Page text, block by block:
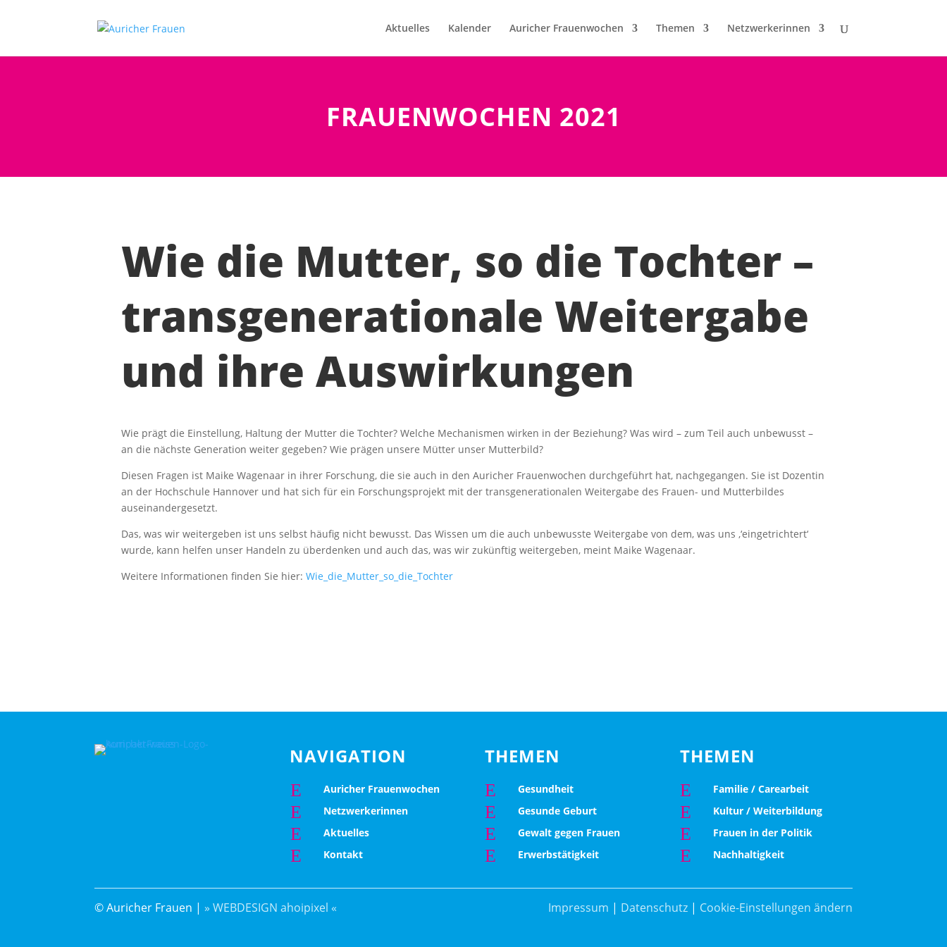
Aktuelles Kalender Auricher Frauenwochen Themen Netzwerkerinnen
FRAUENWOCHEN 2021
Wie die Mutter, so die Tochter –
transgenerationale Weitergabe
und ihre Auswirkungen
Wie prägt die Einstellung, Haltung der Mutter die Tochter? Welche Mechanismen wirken in der Beziehung? Was wird – zum Teil auch unbewusst –
an die nächste Generation weiter gegeben? Wie prägen unsere Mütter unser Mutterbild?
Diesen Fragen ist Maike Wagenaar in ihrer Forschung, die sie auch in den Auricher Frauenwochen durchgeführt hat, nachgegangen. Sie ist Dozentin
an der Hochschule Hannover und hat sich für ein Forschungsprojekt mit der transgenerationalen Weitergabe des Frauen- und Mutterbildes
auseinandergesetzt.
Das, was wir weitergeben ist uns selbst häufig nicht bewusst. Das Wissen um die auch unbewusste Weitergabe von dem, was uns ‚‘eingetrichtert‘
wurde, kann helfen unser Handeln zu überdenken und auch das, was wir zukünftig weitergeben, meint Maike Wagenaar.
Weitere Informationen finden Sie hier: Wie_die_Mutter_so_die_Tochter
NAVIGATION
E Auricher Frauenwochen
E Netzwerkerinnen
E Aktuelles
E Kontakt
THEMEN
E Gesundheit
E Gesunde Geburt
E Gewalt gegen Frauen
E Erwerbstätigkeit
THEMEN
E Familie / Carearbeit
E Kultur / Weiterbildung
E Frauen in der Politik
E Nachhaltigkeit
© Auricher Frauen |» WEBDESIGN ahoipixel « Impressum | Datenschutz| Cookie-Einstellungen ändern